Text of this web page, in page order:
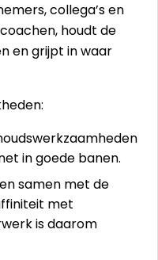
collega’s en
houdt de
en grijpt in waar
in goede banen.
samen met de
met
is daarom